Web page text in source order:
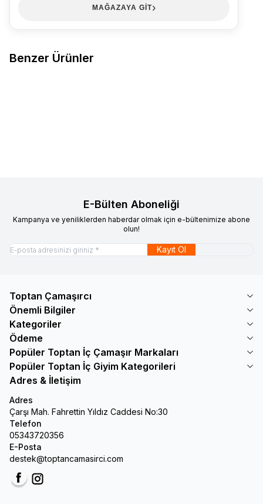
MAĞAZAYA GİT›
Benzer Ürünler
E-Bülten Aboneliği
Kampanya ve yeniliklerden haberdar olmak için e-bültenimize abone
olun!
Kayıt Ol
Toptan Çamaşırcı
Önemli Bilgiler
Kategoriler
Ödeme
Popüler Toptan İç Çamaşır Markaları
Popüler Toptan İç Giyim Kategorileri
Adres & İletişim
Adres
Çarşı Mah. Fahrettin Yıldız Caddesi No:30
Telefon
05343720356
E-Posta
destek@toptancamasirci.com
FacebookInstagram